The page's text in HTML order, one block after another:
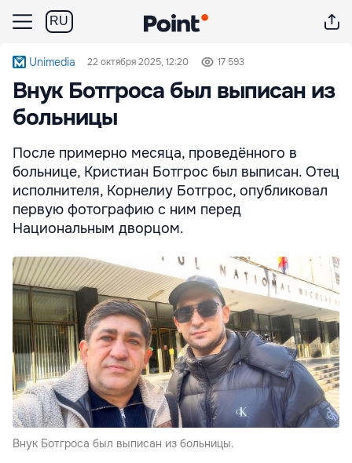
RU
Unimedia 22 октября 2025, 12:20 17 593
Внук Ботгроса был выписан из
больницы
После примерно месяца, проведённого в
больнице, Кристиан Ботгрос был выписан. Отец
исполнителя, Корнелиу Ботгрос, опубликовал
первую фотографию с ним перед
Национальным дворцом.
Внук Ботгроса был выписан из больницы.